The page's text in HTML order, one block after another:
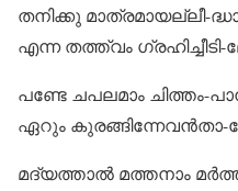
തനിക്കു മാത്രമായല്ലീ-
എന്ന തത്ത്വം
പണ്ടേ ചപലമാം ചിത്തം-
ഏറും കുരങ്ങിന്നേവൻതാ-
മദ്യത്താൽ മത്തനാം